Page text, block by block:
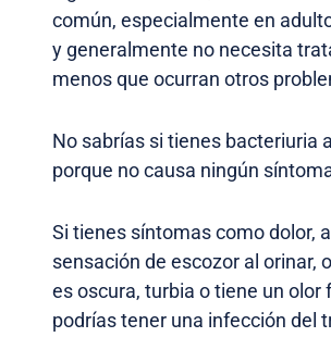
común, especialmente en
y generalmente no necesita
menos que ocurran otros
No sabrías si tienes bacteriuria
porque no causa ningún
Si tienes síntomas como dolor,
sensación de escozor al orinar,
es oscura, turbia o tiene un olor
podrías tener una infección del